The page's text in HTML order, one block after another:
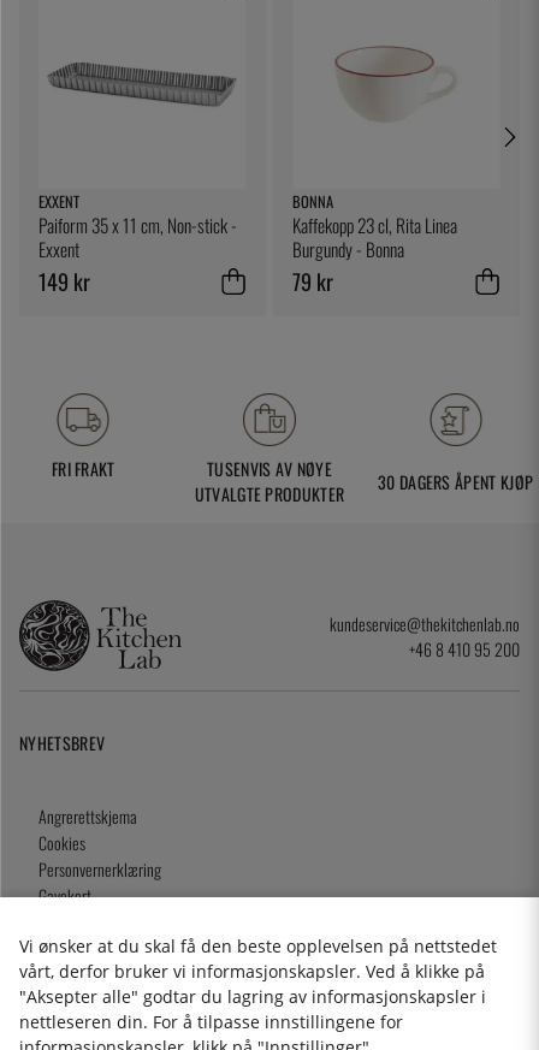
EXXENT
Paiform 35 x 11 cm, Non-stick -
Exxent
149 kr
BONNA
Kaffekopp 23 cl, Rita Linea
Burgundy - Bonna
79 kr
FRI FRAKT
TUSENVIS AV NØYE
UTVALGTE PRODUKTER
30 DAGERS ÅPENT KJØP
kundeservice@thekitchenlab.no
+46 8 410 95 200
NYHETSBREV
Angrerettskjema
Cookies
Personvernerklæring
Gavekort
2026 KitchenLab AB
Vi ønsker at du skal få den beste opplevelsen på nettstedet
vårt, derfor bruker vi informasjonskapsler. Ved å klikke på
"Aksepter alle" godtar du lagring av informasjonskapsler i
nettleseren din. For å tilpasse innstillingene for